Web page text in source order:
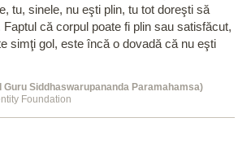
tu, sinele, nu eşti plin, tu tot doreşti să
că corpul poate fi plin sau satisfăcut,
simţi gol, este încă o dovadă că nu eşti
Siddhaswarupananda Paramahamsa)
Foundation